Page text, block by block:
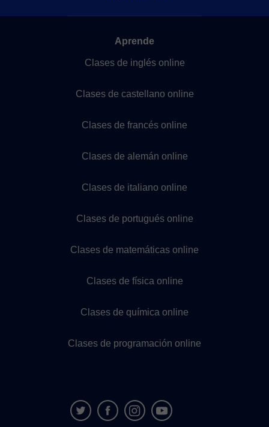
Aprende
Clases de inglés online
Clases de castellano online
Clases de francés online
Clases de alemán online
Clases de italiano online
Clases de portugués online
Clases de matemáticas online
Clases de física online
Clases de química online
Clases de programación online